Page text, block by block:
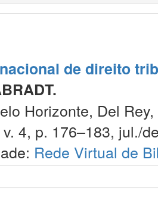
de direito
Horizonte, Del
4, p. 176–183, jul./
Rede Virtual de